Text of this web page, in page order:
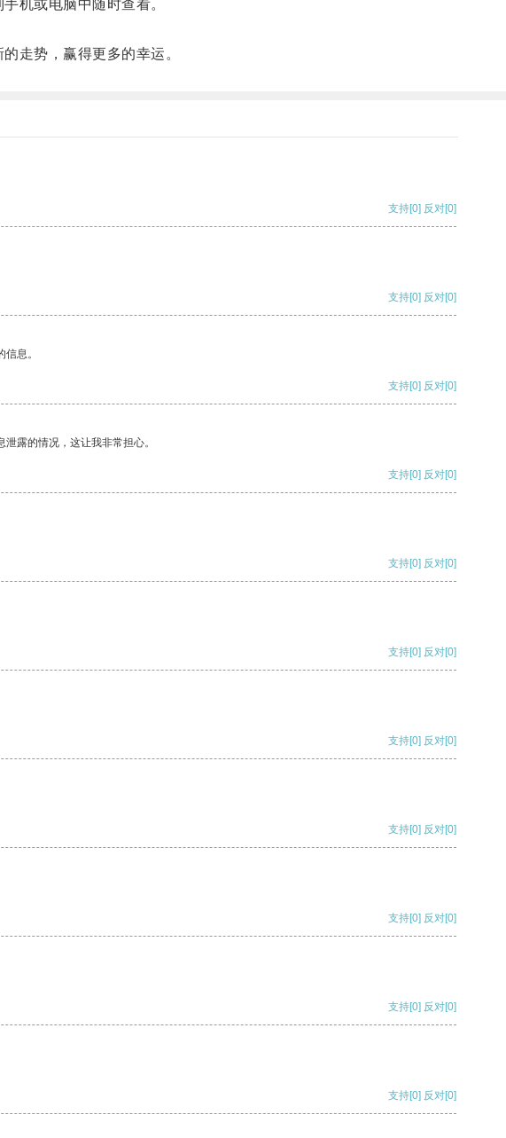
机或电脑中随时查看。
走势，赢得更多的幸运。
支持[0] 反对[0]
支持[0] 反对[0]
息。
支持[0] 反对[0]
露的情况，这让我非常担心。
支持[0] 反对[0]
支持[0] 反对[0]
支持[0] 反对[0]
支持[0] 反对[0]
支持[0] 反对[0]
支持[0] 反对[0]
支持[0] 反对[0]
支持[0] 反对[0]